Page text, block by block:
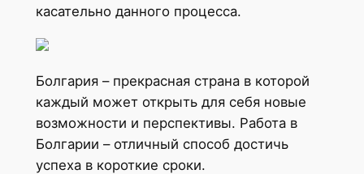
касательно данного процесса.
Болгария – прекрасная страна в которой
каждый может открыть для себя новые
возможности и перспективы. Работа в
Болгарии – отличный способ достичь
успеха в короткие сроки.